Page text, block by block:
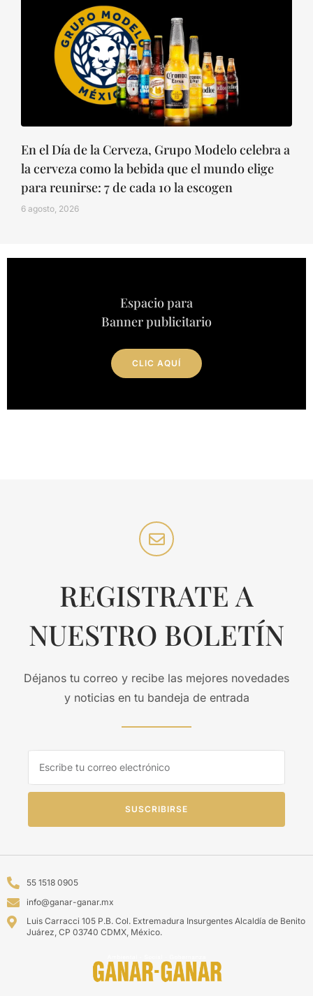
En el Día de la Cerveza, Grupo Modelo celebra a
la cerveza como la bebida que el mundo elige
para reunirse: 7 de cada 10 la escogen
6 agosto, 2026
Espacio para
Banner publicitario
CLIC AQUÍ
REGISTRATE A
NUESTRO BOLETÍN
Déjanos tu correo y recibe las mejores novedades
y noticias en tu bandeja de entrada
SUSCRIBIRSE
55 1518 0905
info@ganar-ganar.mx
Luis Carracci 105 P.B. Col. Extremadura Insurgentes Alcaldía de Benito
Juárez, CP 03740 CDMX, México.